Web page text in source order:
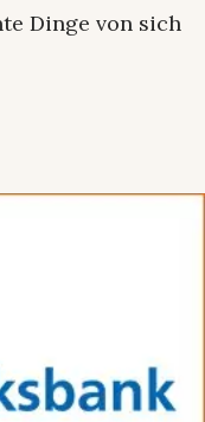
Dinge von sich